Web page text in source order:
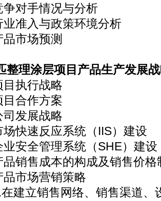
对手情况与分析
准入与政策环境分析
市场预测
整理涂层项目产品生产发展
执行战略
合作方案
发展战略
速反应系统（IIS）建设
全管理系统（SHE）建设
售成本的构成及销售价格
市场营销策略
售网络、销售渠道、设